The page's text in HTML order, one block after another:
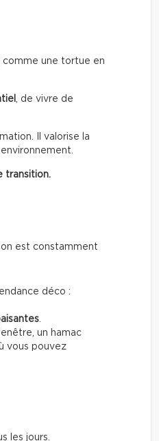
une tortue en
, de vivre de
Il valorise la
transition.
est constamment
déco :
.
un hamac
vous pouvez
les jours.